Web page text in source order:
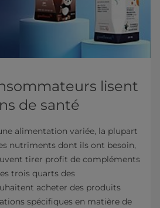
lisent
de santé
alimentation variée, la plupart
nutriments dont ils ont besoin,
tirer profit de compléments
trois quarts des
acheter des produits
spécifiques en matière de